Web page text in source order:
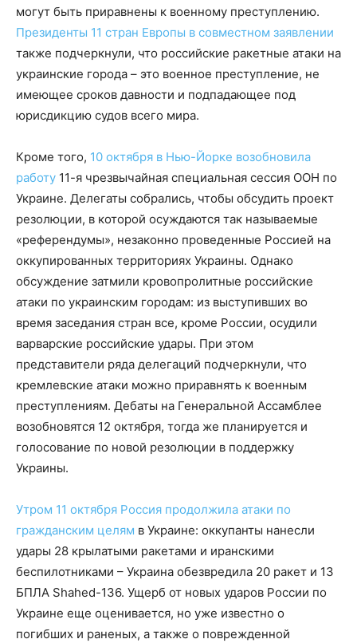
могут быть приравнены к военному преступлению.
Президенты 11 стран Европы в совместном заявлении
также подчеркнули, что российские ракетные атаки на
украинские города – это военное преступление, не
имеющее сроков давности и подпадающее под
юрисдикцию судов всего мира.
Кроме того, 10 октября в Нью-Йорке возобновила
работу 11-я чрезвычайная специальная сессия ООН по
Украине. Делегаты собрались, чтобы обсудить проект
резолюции, в которой осуждаются так называемые
«референдумы», незаконно проведенные Россией на
оккупированных территориях Украины. Однако
обсуждение затмили кровопролитные российские
атаки по украинским городам: из выступивших во
время заседания стран все, кроме России, осудили
варварские российские удары. При этом
представители ряда делегаций подчеркнули, что
кремлевские атаки можно приравнять к военным
преступлениям. Дебаты на Генеральной Ассамблее
возобновятся 12 октября, тогда же планируется и
голосование по новой резолюции в поддержку
Украины.
Утром 11 октября Россия продолжила атаки по
гражданским целям в Украине: оккупанты нанесли
удары 28 крылатыми ракетами и иранскими
беспилотниками – Украина обезвредила 20 ракет и 13
БПЛА Shahed-136. Ущерб от новых ударов России по
Украине еще оценивается, но уже известно о
погибших и раненых, а также о поврежденной